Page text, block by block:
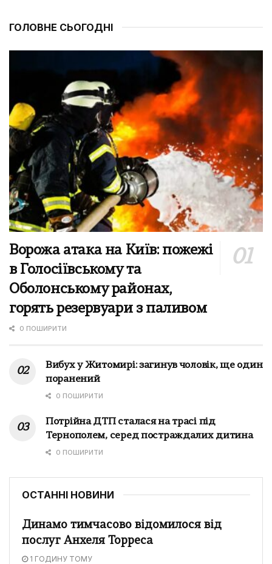
ГОЛОВНЕ СЬОГОДНІ
Ворожа атака на Київ: пожежі
в Голосіївському та
Оболонському районах,
горять резервуари з паливом
0 ПОШИРИТИ
Вибух у Житомирі: загинув чоловік, ще один
поранений
0 ПОШИРИТИ
Потрійна ДТП сталася на трасі під
Тернополем, серед постраждалих дитина
0 ПОШИРИТИ
ОСТАННІ НОВИНИ
Динамо тимчасово відомилося від
послуг Анхеля Торреса
1 ГОДИНУ ТОМУ